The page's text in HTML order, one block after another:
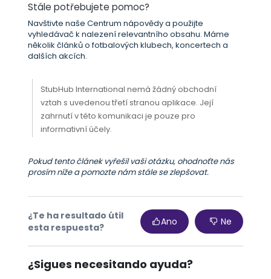
Stále potřebujete pomoc?
Navštivte naše Centrum nápovědy a použijte
vyhledávač k nalezení relevantního obsahu. Máme
několik článků o fotbalových klubech, koncertech a
dalších akcích.
StubHub International nemá žádný obchodní
vztah s uvedenou třetí stranou aplikace. Její
zahrnutí v této komunikaci je pouze pro
informativní účely.
Pokud tento článek vyřešil vaši otázku, ohodnoťte nás
prosím níže a pomozte nám stále se zlepšovat.
¿Te ha resultado útil
esta respuesta?
Ano Ne
¿Sigues necesitando ayuda?